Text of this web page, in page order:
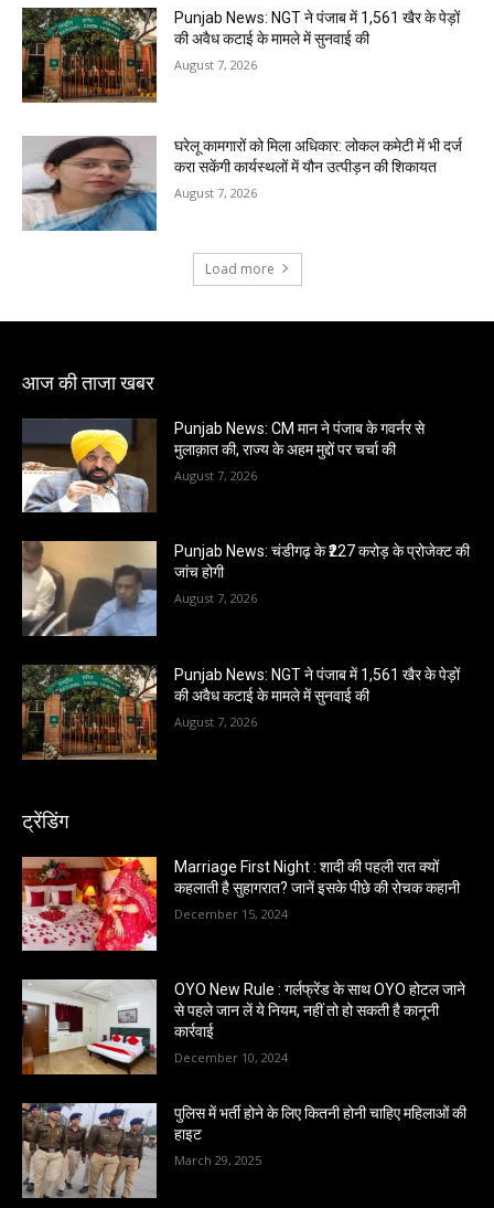
Punjab News: NGT ने पंजाब में 1,561 खैर के पेड़ों
की अवैध कटाई के मामले में सुनवाई की
August 7, 2026
घरेलू कामगारों को मिला अधिकार: लोकल कमेटी में भी दर्ज
करा सकेंगी कार्यस्थलों में यौन उत्पीड़न की शिकायत
August 7, 2026
Load more
आज की ताजा खबर
Punjab News: CM मान ने पंजाब के गवर्नर से
मुलाक़ात की, राज्य के अहम मुद्दों पर चर्चा की
August 7, 2026
Punjab News: चंडीगढ़ के ₹227 करोड़ के प्रोजेक्ट की
जांच होगी
August 7, 2026
Punjab News: NGT ने पंजाब में 1,561 खैर के पेड़ों
की अवैध कटाई के मामले में सुनवाई की
August 7, 2026
ट्रेंडिंग
Marriage First Night : शादी की पहली रात क्यों
कहलाती है सुहागरात? जानें इसके पीछे की रोचक कहानी
December 15, 2024
OYO New Rule : गर्लफ्रेंड के साथ OYO होटल जाने
से पहले जान लें ये नियम, नहीं तो हो सकती है कानूनी
कार्रवाई
December 10, 2024
पुलिस में भर्ती होने के लिए कितनी होनी चाहिए महिलाओं की
हाइट
March 29, 2025